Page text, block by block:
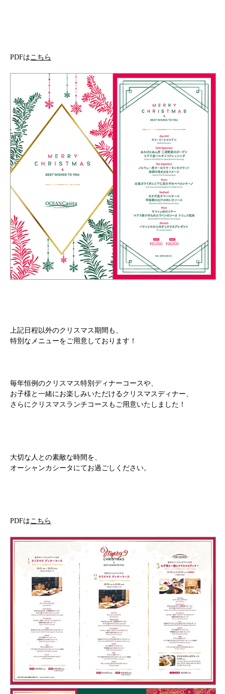
PDFはこちら
上記日程以外のクリスマス期間も、
特別なメニューをご用意しております！
毎年恒例のクリスマス特別ディナーコースや、
お子様と一緒にお楽しみいただけるクリスマスディナー、
さらにクリスマスランチコースもご用意いたしました！
大切な人との素敵な時間を、
オーシャンカシータにてお過ごしください。
PDFはこちら